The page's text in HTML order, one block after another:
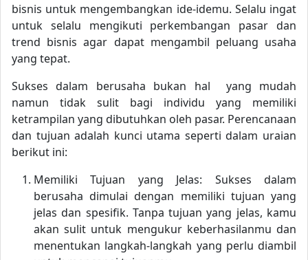
bisnis untuk mengembangkan ide-idemu. Selalu ingat
untuk selalu mengikuti perkembangan pasar dan
trend bisnis agar dapat mengambil peluang usaha
yang tepat.
Sukses dalam berusaha bukan hal yang mudah
namun tidak sulit bagi individu yang memiliki
ketrampilan yang dibutuhkan oleh pasar. Perencanaan
dan tujuan adalah kunci utama seperti dalam uraian
berikut ini:
Memiliki Tujuan yang Jelas: Sukses dalam
berusaha dimulai dengan memiliki tujuan yang
jelas dan spesifik. Tanpa tujuan yang jelas, kamu
akan sulit untuk mengukur keberhasilanmu dan
menentukan langkah-langkah yang perlu diambil